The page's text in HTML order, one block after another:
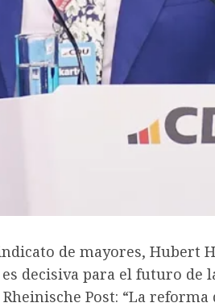
de mayores, Hubert
decisiva para el futuro de
Post: “La reforma